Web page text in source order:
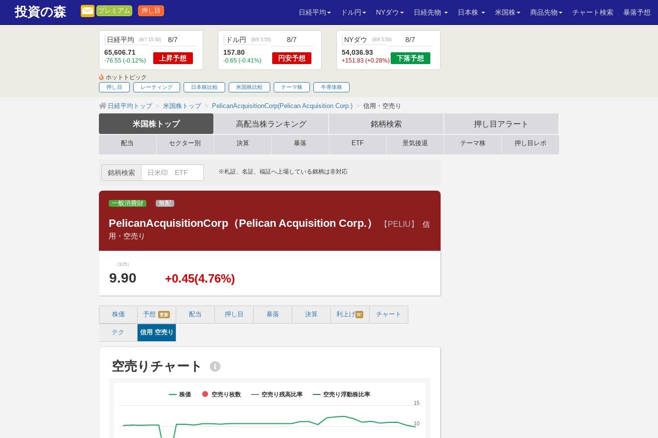
投資の森 プレミアム 押し目 日経平均 ドル円 NYダウ 日経先物 日本株 米国株 商品先物 チャート検索 暴落予想
日経平均 (8/7 15:30)
65,606.71
-76.55 (-0.12%)
8/7
上昇予想
ドル円 (8/8 5:55)
157.80
-0.65 (-0.41%)
8/7
円安予想
NYダウ (8/8 5:50)
54,036.93
+151.83 (+0.28%)
8/7
下落予想
ホットトピック
押し目 レーティング 日本株比較 米国株比較 テーマ株 半導体株
日経平均トップ 米国株トップ PelicanAcquisitionCorp(Pelican Acquisition Corp.) 信用・空売り
米国株 トップ 高配当株ランキング 銘柄検索 押し目アラート
配当 セクター別 決算 暴落 ETF 景気後退 テーマ株 押し目レポ
銘柄検索 ※札証、名証、福証へ上場している銘柄は非対応
一般消費財 無配
PelicanAcquisitionCorp（Pelican Acquisition Corp.） 【PELIU】
信
用・空売り
（3/25）
9.90 +0.45(4.76%)
株価 予想 更新 配当 押し目 暴落 決算 利上げ N! チャート
テク 信用 空売り
空売りチャート
株価 空売り枚数 空売り残高比率 空売り浮動株比率
10
15